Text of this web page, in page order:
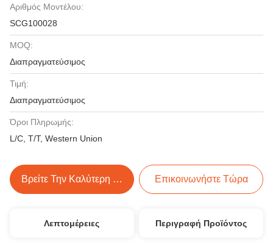
Αριθμός Μοντέλου:
SCG100028
MOQ:
Διαπραγματεύσιμος
Τιμή:
Διαπραγματεύσιμος
Όροι Πληρωμής:
L/C, T/T, Western Union
Βρείτε Την Καλύτερη Τιμή Επικοινωνήστε Τώρα
Λεπτομέρειες Περιγραφή Προϊόντος